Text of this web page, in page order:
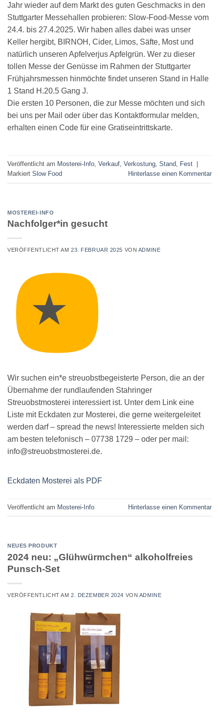
Jahr wieder auf dem Markt des guten Geschmacks in den
Stuttgarter Messehallen probieren: Slow-Food-Messe vom
24.4. bis 27.4.2025. Wir haben alles dabei was unser
Keller hergibt, BIRNOH, Cider, Limos, Säfte, Most und
natürlich unseren Apfelverjus Apfelgrün. Wer zu dieser
tollen Messe der Genüsse im Rahmen der Stuttgarter
Frühjahrsmessen hinmöchte findet unseren Stand in Halle
1 Stand H.20.5 Gang J.
Die ersten 10 Personen, die zur Messe möchten und sich
bei uns per Mail oder über das Kontaktformular melden,
erhalten einen Code für eine Gratiseintrittskarte.
Veröffentlicht am Mosterei-Info Verkauf, Verkostung, Stand, Fest
Markiert Slow Food Hinterlasse einen Kommentar
MOSTEREI-INFO
Nachfolger*in gesucht
VERÖFFENTLICHT AM23. FEBRUAR 2025 VON ADMINE
Wir suchen ein*e streuobstbegeisterte Person, die an der
Übernahme der rundlaufenden Stahringer
Streuobstmosterei interessiert ist. Unter dem Link eine
Liste mit Eckdaten zur Mosterei, die gerne weitergeleitet
werden darf – spread the news! Interessierte melden sich
am besten telefonisch – 07738 1729 – oder per mail:
info@streuobstmosterei.de.
Eckdaten Mosterei als PDF
Veröffentlicht am Mosterei-Info Hinterlasse einen Kommentar
NEUES PRODUKT
2024 neu: „Glühwürmchen“ alkoholfreies
Punsch-Set
VERÖFFENTLICHT AM2. DEZEMBER 2024 VON ADMINE